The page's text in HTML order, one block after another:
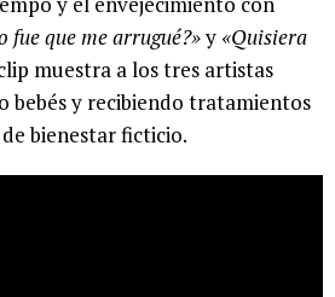
fue que me arrugué?»y «Quisiera
muestra a los tres artistas
bebés y recibiendo tratamientos
bienestar ficticio.